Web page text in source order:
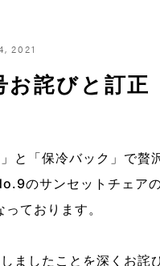
2021
詫びと訂正
と「保冷バック」で贅
のサンセットチェア
ております。
ましたことを深くお詫